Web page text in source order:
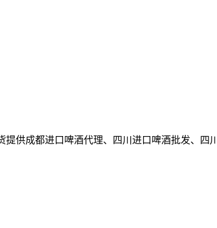
供成都进口啤酒代理、四川进口啤酒批发、四